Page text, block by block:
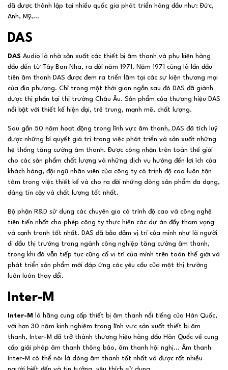
đã được thành lập tại nhiều quốc gia phát triển hàng đầu như: Đức,
Anh, Mỹ,...
DAS
DAS Audio
là nhà sản xuất các thiết bị âm thanh và phụ kiện hàng
đầu đến từ Tây Ban Nha, ra đời năm 1971. Năm 1971 cũng là lần đầu
tiên âm thanh DAS được đem ra triển lãm tại các sự kiện thương mại
của địa phương. Chỉ trong một thời gian ngắn sau đó DAS đã giành
được thị phần tại thị trường Châu Âu. Sản phẩm của thương hiệu DAS
nổi bật với thiết kế hiện đại, trẻ trung, mạnh mẽ, chất lượng.
Sau gần 50 năm hoạt động trong lĩnh vực âm thanh, DAS đã tích luỹ
được những bí quyết giá trị trong việc phát triển và sản xuất những
hệ thống tăng cường âm thanh. Được công nhận trên toàn thế giới
cho các sản phẩm chất lượng và những dịch vụ hướng đến lợi ích của
khách hàng, đội ngũ nhân viên của công ty có trình độ cao luôn tận
tâm trong việc thiết kế và cho ra đời những dòng sản phẩm đa dạng,
đáng tin cậy và chất lượng tốt nhất.
Bộ phận R&D sử dụng các chuyên gia có trình độ cao và công nghệ
tiên tiến nhất cho phép công ty thực hiện các dự án đầy tham vọng
và cạnh tranh tốt nhất. DAS đã bảo đảm vị trí của mình như là người
đi đầu thị trường trong ngành công nghiệp tăng cường âm thanh,
trong khi đó vẫn tiếp tục cũng cố vị trí của mình trên toàn thế giới và
phát triển sản phẩm mới đáp ứng các yêu cầu của một thị trường
luôn luôn thay đổi.
Inter-M
Inter-M
là hãng cung cấp thiết bị âm thanh nổi tiếng của Hàn Quốc,
với hơn 30 năm kinh nghiệm trong lĩnh vực sản xuất thiết bị âm
thanh, Inter-M đã trở thành thương hiệu hàng đầu Hàn Quốc về cung
cấp giải pháp âm thanh thông báo, âm thanh hội nghị... Âm thanh
Inter-M có thể nói là dòng âm thanh tốt nhất và được rất nhiều